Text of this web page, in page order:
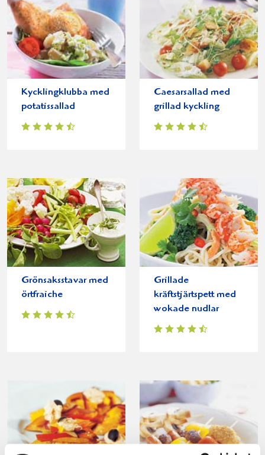
Kycklingklubba med
potatissallad
Caesarsallad med
grillad kyckling
Grönsaksstavar med
örtfraiche
Grillade
kräftstjärtspett med
wokade nudlar